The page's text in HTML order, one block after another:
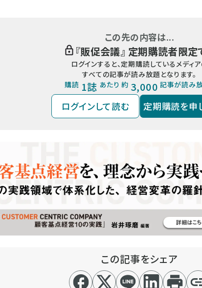
この先の内容は...
『販促会議』 定期購読者限定
ログインすると、定期購読しているメディ
すべての記事が読み放題となります。
購読 1誌 あたり 約 3,000 記事が読み放
ログインして読む 定期購読を申
この記事をシェア